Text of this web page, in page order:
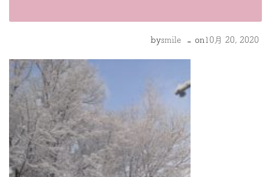
bysmile - on 10月 20, 2020